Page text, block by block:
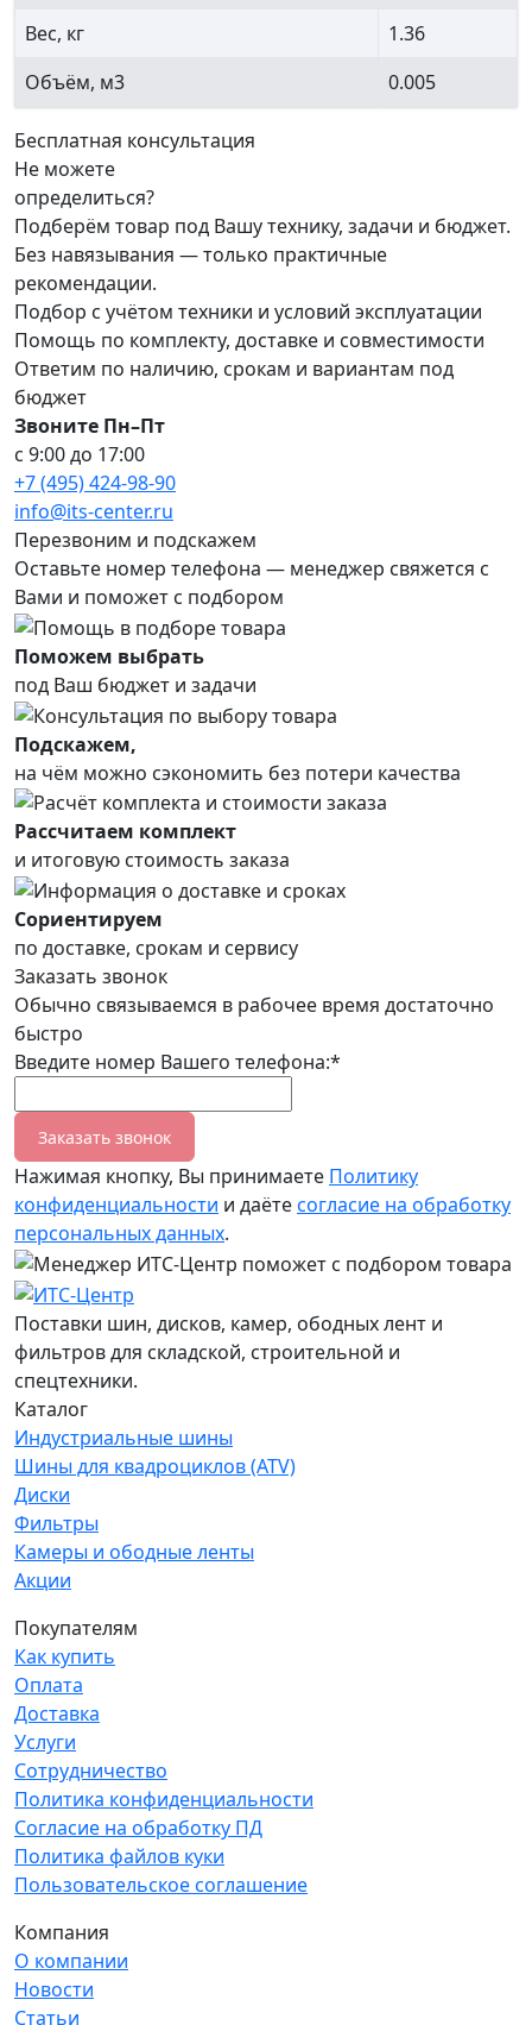
Вес, кг
1.36
Объём, м3
0.005
Бесплатная консультация
Не можете
определиться?
Подберём товар под Вашу технику, задачи и бюджет.
Без навязывания — только практичные
рекомендации.
Подбор с учётом техники и условий эксплуатации
Помощь по комплекту, доставке и совместимости
Ответим по наличию, срокам и вариантам под
бюджет
Звоните Пн–Пт
с 9:00 до 17:00
+7 (495) 424-98-90
info@its-center.ru
Перезвоним и подскажем
Оставьте номер телефона — менеджер свяжется с
Вами и поможет с подбором
Поможем выбрать
под Ваш бюджет и задачи
Подскажем,
на чём можно сэкономить без потери качества
Рассчитаем комплект
и итоговую стоимость заказа
Сориентируем
по доставке, срокам и сервису
Заказать звонок
Обычно связываемся в рабочее время достаточно
быстро
Введите номер Вашего телефона:*
Заказать звонок
Нажимая кнопку, Вы принимаете Политику
конфиденциальности и даётесогласие на обработку
персональных данных.
Поставки шин, дисков, камер, ободных лент и
фильтров для складской, строительной и
спецтехники.
Каталог
Индустриальные шины
Шины для квадроциклов (ATV)
Диски
Фильтры
Камеры и ободные ленты
Акции
Покупателям
Как купить
Оплата
Доставка
Услуги
Сотрудничество
Политика конфиденциальности
Согласие на обработку ПД
Политика файлов куки
Пользовательское соглашение
Компания
О компании
Новости
Статьи